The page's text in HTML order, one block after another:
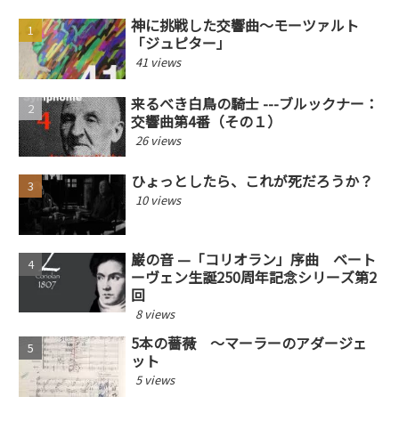
神に挑戦した交響曲〜モーツァルト
「ジュピター」
41 views
来るべき白鳥の騎士 ---ブルックナー：
交響曲第4番（その１）
26 views
ひょっとしたら、これが死だろうか？
10 views
巌の音 —「コリオラン」序曲 ベート
ーヴェン生誕250周年記念シリーズ第2
回
8 views
5本の薔薇 〜マーラーのアダージェ
ット
5 views